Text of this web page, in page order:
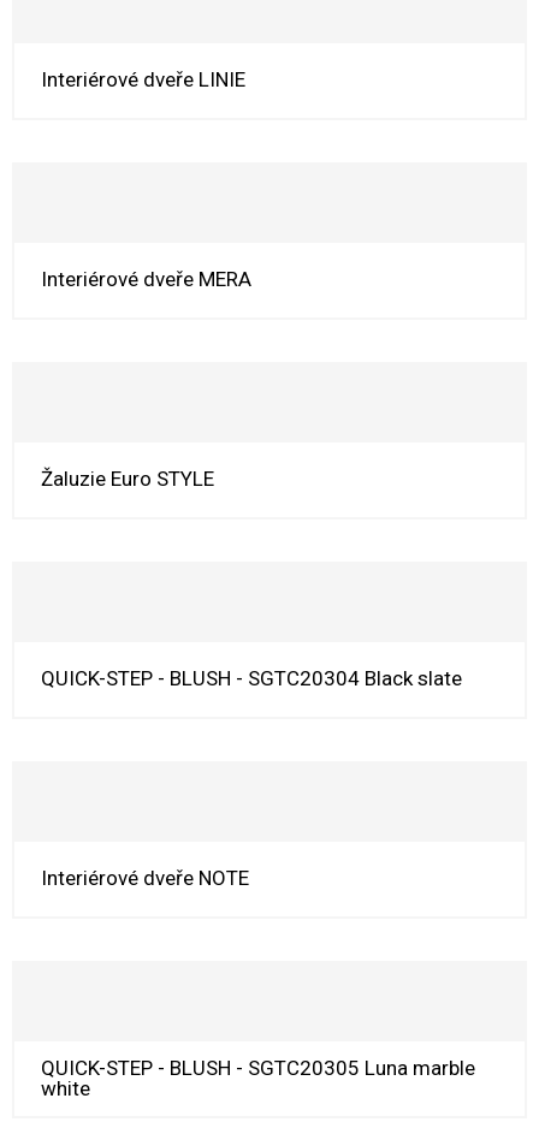
Interiérové dveře LINIE
Interiérové dveře MERA
Žaluzie Euro STYLE
QUICK-STEP - BLUSH - SGTC20304 Black slate
Interiérové dveře NOTE
QUICK-STEP - BLUSH - SGTC20305 Luna marble
white